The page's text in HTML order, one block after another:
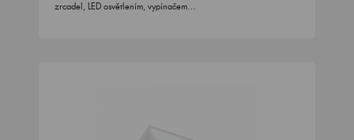
zrcadel, LED osvětlením, vypínačem…